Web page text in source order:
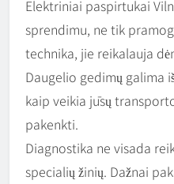
Elektriniai paspirtukai
sprendimu, ne tik
technika, jie reikalauja
Daugelio gedimų galima
kaip veikia jūsų
pakenkti.
Diagnostika ne visada
specialių žinių. Dažnai